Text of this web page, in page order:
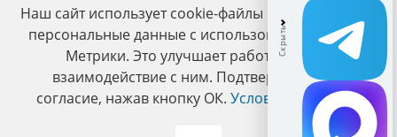
Наш сайт использует cookie-файлы и обрабатывает
персональные данные с использованием Яндекс
Метрики. Это улучшает работу сайта и
взаимодействие с ним. Подтвердите ваше
согласие, нажав кнопку ОК. Условия политики.